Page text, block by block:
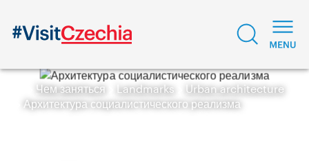
Чем заняться Landmarks
Urban architecture
Архитектура социалистического реализма